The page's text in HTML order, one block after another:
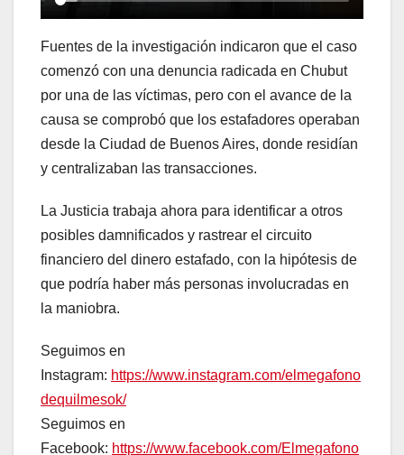
Fuentes de la investigación indicaron que el caso
comenzó con una denuncia radicada en Chubut
por una de las víctimas, pero con el avance de la
causa se comprobó que los estafadores operaban
desde la Ciudad de Buenos Aires, donde residían
y centralizaban las transacciones.
La Justicia trabaja ahora para identificar a otros
posibles damnificados y rastrear el circuito
financiero del dinero estafado, con la hipótesis de
que podría haber más personas involucradas en
la maniobra.
Seguimos en
Instagram: https://www.instagram.com/elmegafono
dequilmesok/
Seguimos en
Facebook: https://www.facebook.com/Elmegafono